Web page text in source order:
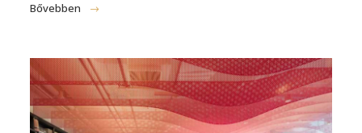
Bővebben